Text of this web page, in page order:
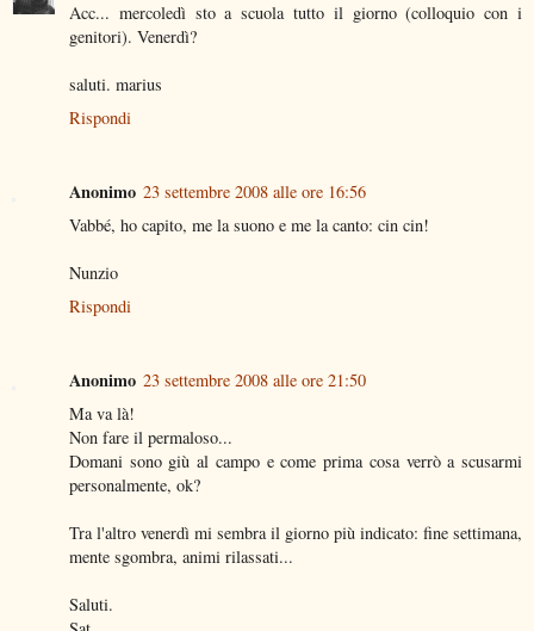
Acc... mercoledì sto a scuola tutto il giorno (colloquio con i
genitori). Venerdì?
saluti. marius
Rispondi
Anonimo 23 settembre 2008 alle ore 16:56
Vabbé, ho capito, me la suono e me la canto: cin cin!
Nunzio
Rispondi
Anonimo 23 settembre 2008 alle ore 21:50
Ma va là!
Non fare il permaloso...
Domani sono giù al campo e come prima cosa verrò a scusarmi
personalmente, ok?
Tra l'altro venerdì mi sembra il giorno più indicato: fine settimana,
mente sgombra, animi rilassati...
Saluti.